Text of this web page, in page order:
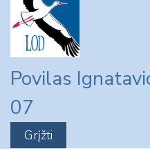
content
Povilas
07